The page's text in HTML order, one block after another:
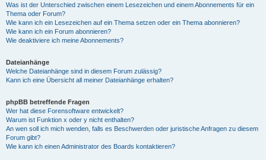
Was ist der Unterschied zwischen einem Lesezeichen und einem Abonnements für ein
Thema oder Forum?
Wie kann ich ein Lesezeichen auf ein Thema setzen oder ein Thema abonnieren?
Wie kann ich ein Forum abonnieren?
Wie deaktiviere ich meine Abonnements?
Dateianhänge
Welche Dateianhänge sind in diesem Forum zulässig?
Kann ich eine Übersicht all meiner Dateianhänge erhalten?
phpBB betreffende Fragen
Wer hat diese Forensoftware entwickelt?
Warum ist Funktion x oder y nicht enthalten?
An wen soll ich mich wenden, falls es Beschwerden oder juristische Anfragen zu diesem
Forum gibt?
Wie kann ich einen Administrator des Boards kontaktieren?